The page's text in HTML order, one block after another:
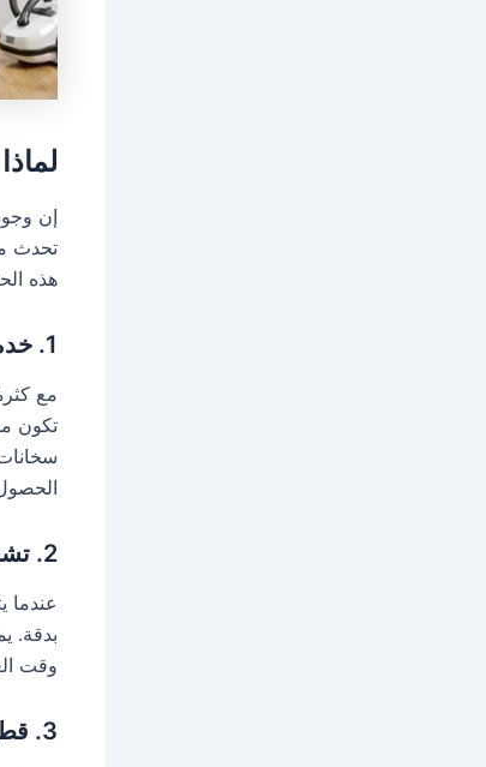
إن
تحدث
هذه
1.
مع
تكون
2.
عندما
بدقة.
وقت
3.